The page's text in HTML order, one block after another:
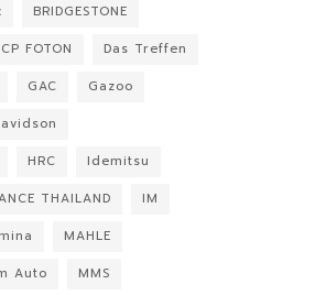
BRIDGESTONE
CP FOTON
Das Treffen
GAC
Gazoo
HRC
Idemitsu
THAILAND
IM
MAHLE
Auto
MMS